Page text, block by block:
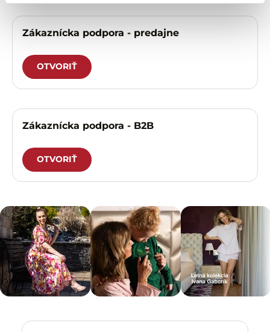
Zákaznícka podpora - predajne
OTVORIŤ
Zákaznícka podpora - B2B
OTVORIŤ